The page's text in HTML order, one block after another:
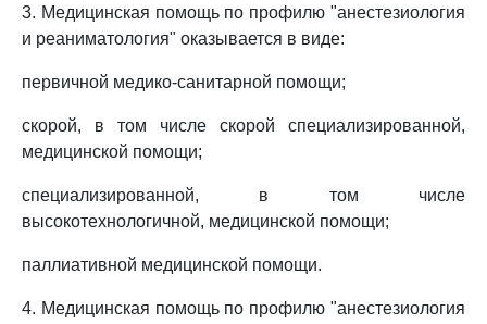
3. Медицинская помощь по профилю "анестезиология
и реаниматология" оказывается в виде:
первичной медико-санитарной помощи;
скорой, в том числе скорой специализированной,
медицинской помощи;
специализированной, в том числе
высокотехнологичной, медицинской помощи;
паллиативной медицинской помощи.
4. Медицинская помощь по профилю "анестезиология